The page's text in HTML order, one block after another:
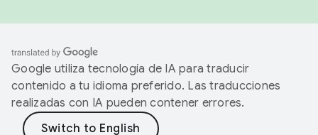
Google utiliza tecnología de IA para traducir
contenido a tu idioma preferido. Las traducciones
realizadas con IA pueden contener errores.